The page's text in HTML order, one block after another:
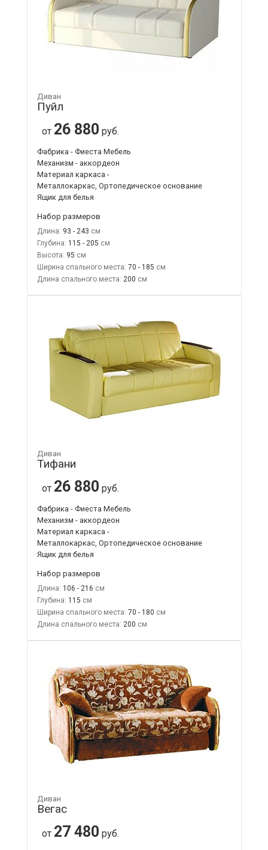
Диван
Пуйл
от 26 880 руб.
Фабрика - Фиеста Мебель
Механизм - аккордеон
Материал каркаса -
Металлокаркас, Ортопедическое основание
Ящик для белья
Набор размеров
Длина: 93 - 243
Глубина: 115 - 205
Высота: 95
Ширина спального места: 70 - 185
Длина спального места: 200
Диван
Тифани
от 26 880 руб.
Фабрика - Фиеста Мебель
Механизм - аккордеон
Материал каркаса -
Металлокаркас, Ортопедическое основание
Ящик для белья
Набор размеров
Длина: 106 - 216
Глубина: 115
Ширина спального места: 70 - 180
Длина спального места: 200
Диван
Вегас
от 27 480 руб.